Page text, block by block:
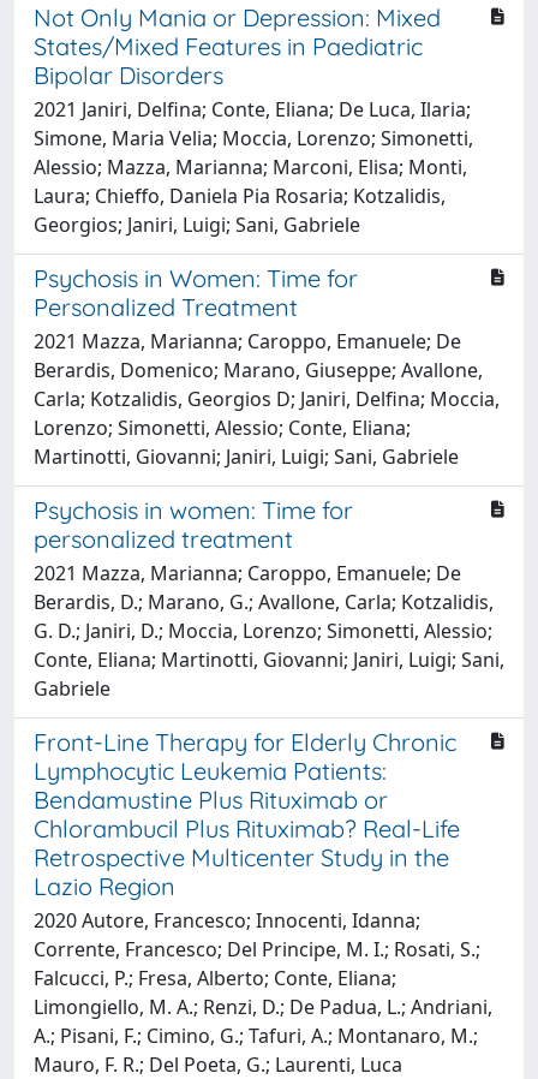
Not Only Mania or Depression: Mixed
States/Mixed Features in Paediatric
Bipolar Disorders
2021 Janiri, Delfina; Conte, Eliana; De Luca, Ilaria;
Simone, Maria Velia; Moccia, Lorenzo; Simonetti,
Alessio; Mazza, Marianna; Marconi, Elisa; Monti,
Laura; Chieffo, Daniela Pia Rosaria; Kotzalidis,
Georgios; Janiri, Luigi; Sani, Gabriele
Psychosis in Women: Time for
Personalized Treatment
2021 Mazza, Marianna; Caroppo, Emanuele; De
Berardis, Domenico; Marano, Giuseppe; Avallone,
Carla; Kotzalidis, Georgios D; Janiri, Delfina; Moccia,
Lorenzo; Simonetti, Alessio; Conte, Eliana;
Martinotti, Giovanni; Janiri, Luigi; Sani, Gabriele
Psychosis in women: Time for
personalized treatment
2021 Mazza, Marianna; Caroppo, Emanuele; De
Berardis, D.; Marano, G.; Avallone, Carla; Kotzalidis,
G. D.; Janiri, D.; Moccia, Lorenzo; Simonetti, Alessio;
Conte, Eliana; Martinotti, Giovanni; Janiri, Luigi; Sani,
Gabriele
Front-Line Therapy for Elderly Chronic
Lymphocytic Leukemia Patients:
Bendamustine Plus Rituximab or
Chlorambucil Plus Rituximab? Real-Life
Retrospective Multicenter Study in the
Lazio Region
2020 Autore, Francesco; Innocenti, Idanna;
Corrente, Francesco; Del Principe, M. I.; Rosati, S.;
Falcucci, P.; Fresa, Alberto; Conte, Eliana;
Limongiello, M. A.; Renzi, D.; De Padua, L.; Andriani,
A.; Pisani, F.; Cimino, G.; Tafuri, A.; Montanaro, M.;
Mauro, F. R.; Del Poeta, G.; Laurenti, Luca